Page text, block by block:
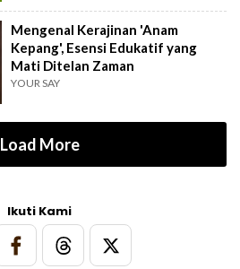
Mengenal Kerajinan 'Anam
Kepang', Esensi Edukatif yang
Mati Ditelan Zaman
YOUR SAY
Load More
Ikuti Kami